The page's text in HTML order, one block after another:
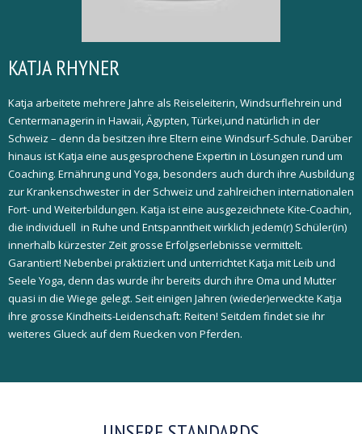
KATJA RHYNER
Katja arbeitete mehrere Jahre als Reiseleiterin, Windsurflehrein und
Centermanagerin in Hawaii, Ägypten, Türkei,und natürlich in der
Schweiz – denn da besitzen ihre Eltern eine Windsurf-Schule. Darüber
hinaus ist Katja eine ausgesprochene Expertin in Lösungen rund um
Coaching. Ernährung und Yoga, besonders auch durch ihre Ausbildung
zur Krankenschwester in der Schweiz und zahlreichen internationalen
Fort- und Weiterbildungen. Katja ist eine ausgezeichnete Kite-Coachin,
die individuell in Ruhe und Entspanntheit wirklich jedem(r) Schüler(in)
innerhalb kürzester Zeit grosse Erfolgserlebnisse vermittelt.
Garantiert! Nebenbei praktiziert und unterrichtet Katja mit Leib und
Seele Yoga, denn das wurde ihr bereits durch ihre Oma und Mutter
quasi in die Wiege gelegt. Seit einigen Jahren (wieder)erweckte Katja
ihre grosse Kindheits-Leidenschaft: Reiten! Seitdem findet sie ihr
weiteres Glueck auf dem Ruecken von Pferden.